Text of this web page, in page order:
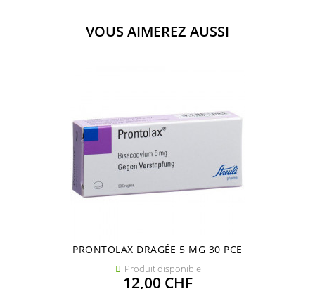
VOUS AIMEREZ AUSSI
PRONTOLAX DRAGÉE 5 MG 30 PCE
 Produit disponible
Prix
12,00 CHF